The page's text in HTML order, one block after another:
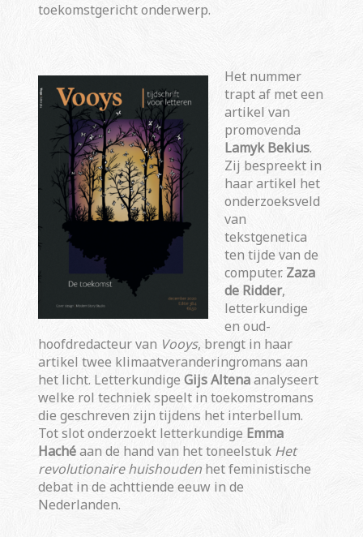
toekomstgericht onderwerp.
Het nummer
trapt af met een
artikel van
promovenda
Lamyk Bekius.
Zij bespreekt in
haar artikel het
onderzoeksveld
van
tekstgenetica
ten tijde van de
computer. Zaza
de Ridder,
letterkundige
en oud-
hoofdredacteur van Vooys, brengt in haar
artikel twee klimaatveranderingromans aan
het licht. LetterkundigeGijs Altenaanalyseert
welke rol techniek speelt in toekomstromans
die geschreven zijn tijdens het interbellum.
Tot slot onderzoekt letterkundige Emma
Hachéaan de hand van het toneelstuk Het
revolutionaire huishouden het feministische
debat in de achttiende eeuw in de
Nederlanden.